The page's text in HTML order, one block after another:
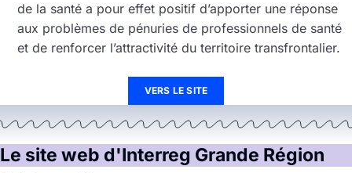
de la santé a pour effet positif d’apporter une réponse
aux problèmes de pénuries de professionnels de santé
et de renforcer l’attractivité du territoire transfrontalier.
VERS LE SITE
Le site web d'Interreg Grande Région